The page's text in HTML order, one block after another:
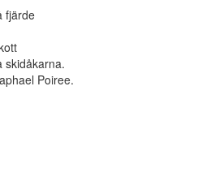
fjärde
skidåkarna.
Poiree.